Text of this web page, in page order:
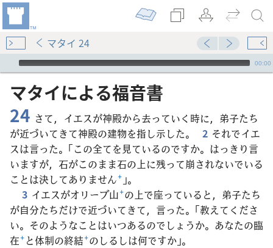
マタイ 24
Audio Player
00:00
マタイ​に​よる​福音​書
24 さて，イエスが神殿から去っていく時に，弟子たち
が近づいてきて神殿の建物を指し示した。
2 それでイエ
スは言った。「この全てを見ているのですか。はっきり言
いますが，石がこのまま石の上に残って崩されないでいる
ことは決してありません+ 」。
3 イエスがオリーブ山+の上で座っていると，弟子たち
が自分たちだけで近づいてきて，言った。「教えてくださ
い。そのようなことはいつあるのでしょうか。あなたの臨
在+と体制の終結+のしるしは何ですか」。